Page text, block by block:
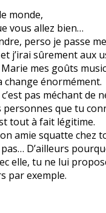
monde,
vous allez bien…
perso je passe
j’irai sûrement aux
mes goûts
change énormément.
pas méchant de
personnes que tu
tout à fait légitime.
amie squatte chez
D’ailleurs
elle, tu ne lui
par exemple.